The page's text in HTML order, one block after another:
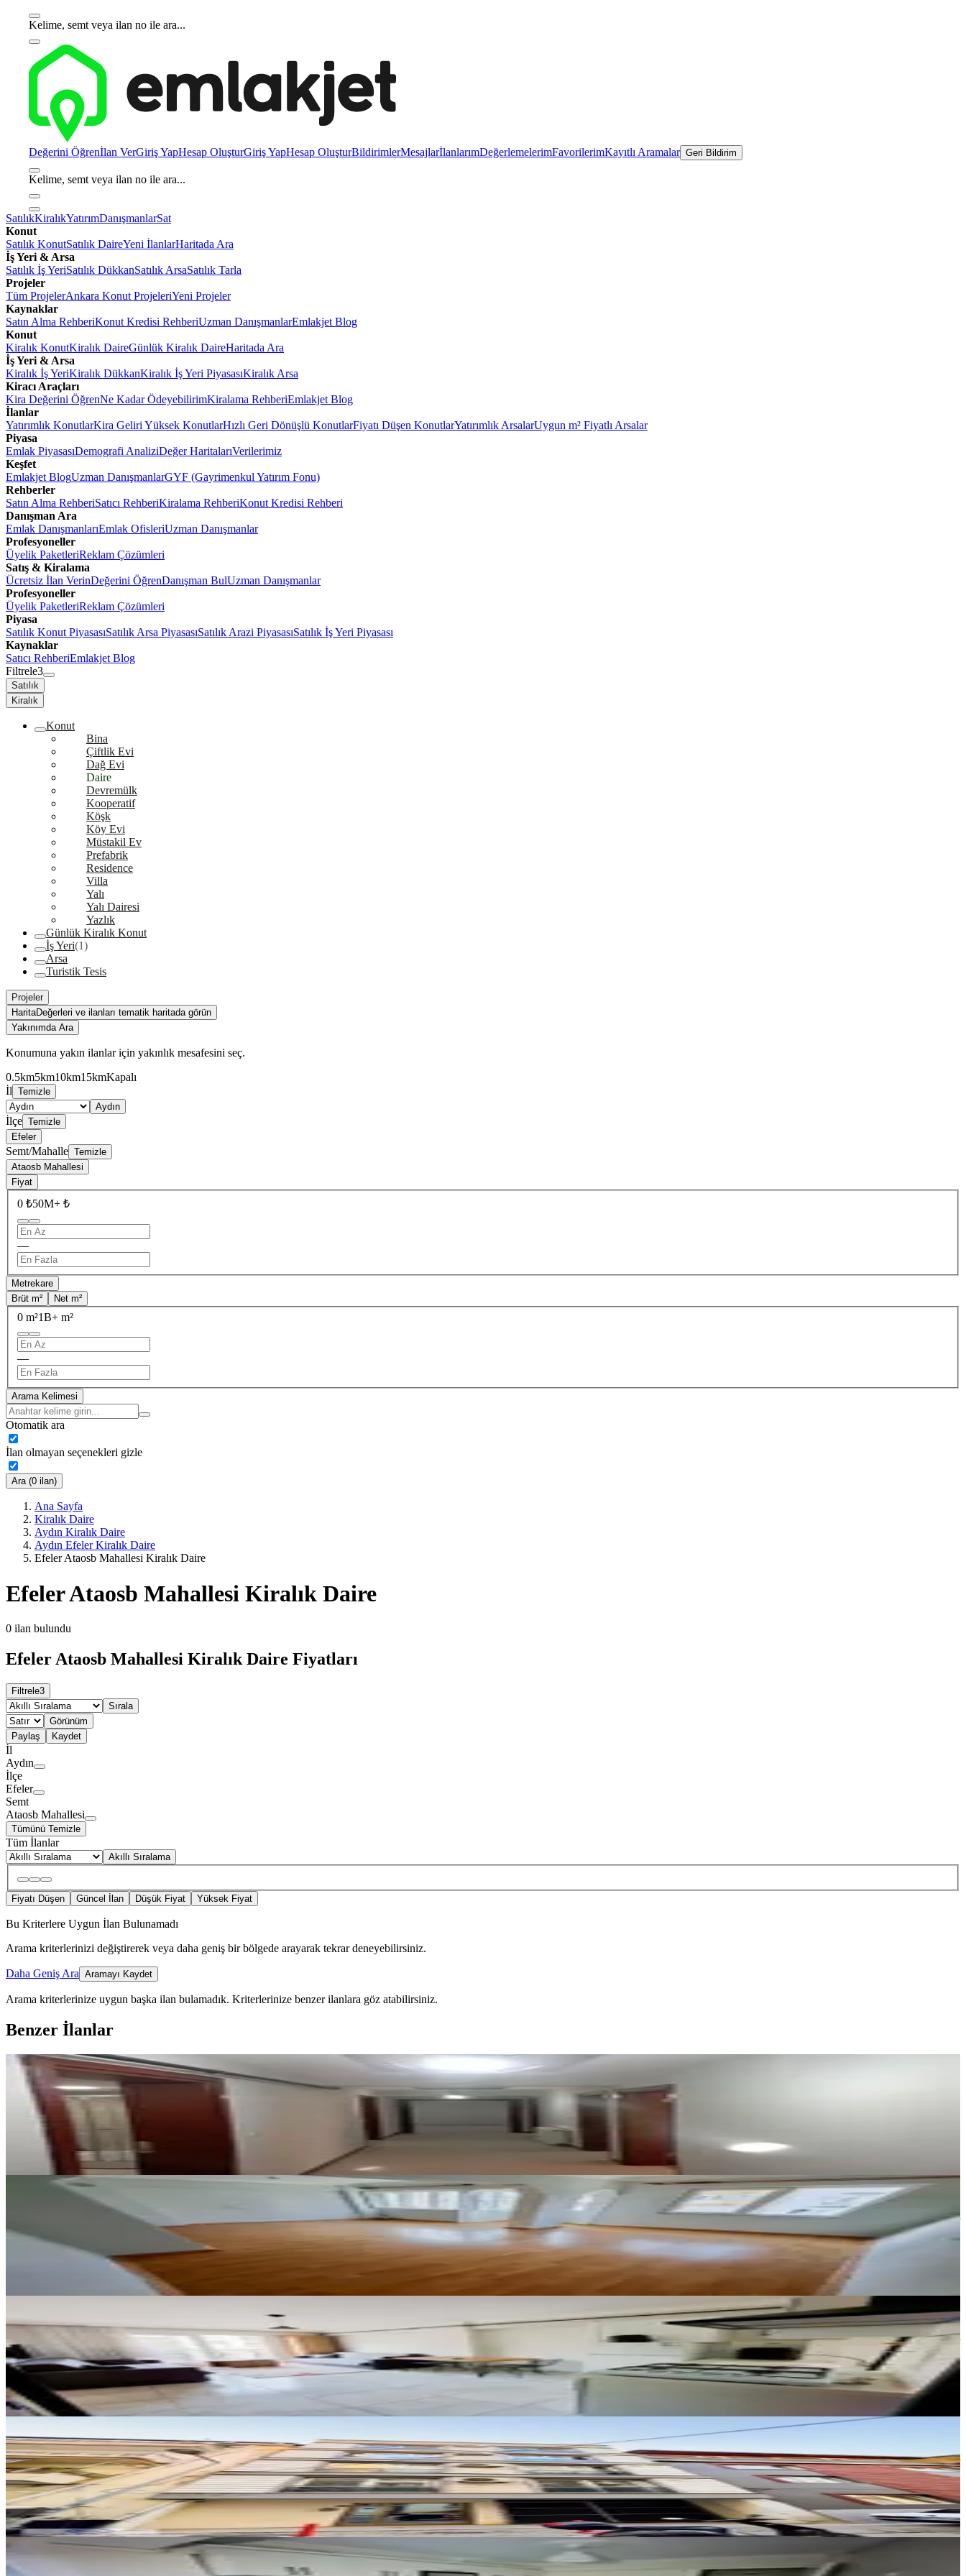
Kelime, semt veya ilan no ile ara...
Değerini Öğrenİlan VerGiriş YapHesap OluşturGiriş YapHesap OluşturBildirimlerMesajlarİlanlarımDeğerlemelerimFavorilerimKayıtlı Aramalar Geri Bildirim
Kelime, semt veya ilan no ile ara...
SatılıkKiralıkYatırımDanışmanlarSat
Konut
Satılık KonutSatılık DaireYeni İlanlarHaritada Ara
İş Yeri & Arsa
Satılık İş YeriSatılık DükkanSatılık ArsaSatılık Tarla
Projeler
Tüm ProjelerAnkara Konut ProjeleriYeni Projeler
Kaynaklar
Satın Alma RehberiKonut Kredisi RehberiUzman DanışmanlarEmlakjet Blog
Konut
Kiralık KonutKiralık DaireGünlük Kiralık DaireHaritada Ara
İş Yeri & Arsa
Kiralık İş YeriKiralık DükkanKiralık İş Yeri PiyasasıKiralık Arsa
Kiracı Araçları
Kira Değerini ÖğrenNe Kadar ÖdeyebilirimKiralama RehberiEmlakjet Blog
İlanlar
Yatırımlık KonutlarKira Geliri Yüksek KonutlarHızlı Geri Dönüşlü KonutlarFiyatı Düşen KonutlarYatırımlık ArsalarUygun m² Fiyatlı Arsalar
Piyasa
Emlak PiyasasıDemografi AnaliziDeğer HaritalarıVerilerimiz
Keşfet
Emlakjet BlogUzman DanışmanlarGYF (Gayrimenkul Yatırım Fonu)
Rehberler
Satın Alma RehberiSatıcı RehberiKiralama RehberiKonut Kredisi Rehberi
Danışman Ara
Emlak DanışmanlarıEmlak OfisleriUzman Danışmanlar
Profesyoneller
Üyelik PaketleriReklam Çözümleri
Satış & Kiralama
Ücretsiz İlan VerinDeğerini ÖğrenDanışman BulUzman Danışmanlar
Profesyoneller
Üyelik PaketleriReklam Çözümleri
Piyasa
Satılık Konut PiyasasıSatılık Arsa PiyasasıSatılık Arazi PiyasasıSatılık İş Yeri Piyasası
Kaynaklar
Satıcı RehberiEmlakjet Blog
Filtrele3
Satılık
Kiralık
Konut
Bina
Çiftlik Evi
Dağ Evi
Daire
Devremülk
Kooperatif
Köşk
Köy Evi
Müstakil Ev
Prefabrik
Residence
Villa
Yalı
Yalı Dairesi
Yazlık
Günlük Kiralık Konut
İş Yeri(1)
Arsa
Turistik Tesis
Projeler
HaritaDeğerleri ve ilanları tematik haritada görün
Yakınımda Ara
Konumuna yakın ilanlar için yakınlık mesafesini seç.
0.5km5km10km15kmKapalı
İl Temizle
Aydın
İlçe Temizle
Efeler
Semt/Mahalle Temizle
Ataosb Mahallesi
Fiyat
0 ₺50M+ ₺
—
Metrekare
Brüt m²
Net m²
0 m²1B+ m²
—
Arama Kelimesi
Otomatik ara
İlan olmayan seçenekleri gizle
Ara (0 ilan)
Ana Sayfa
Kiralık Daire
Aydın Kiralık Daire
Aydın Efeler Kiralık Daire
Efeler Ataosb Mahallesi Kiralık Daire
Efeler Ataosb Mahallesi Kiralık Daire
0 ilan bulundu
Efeler Ataosb Mahallesi Kiralık Daire Fiyatları
Filtrele3
Sırala
Görünüm
Paylaş
Kaydet
İl
Aydın
İlçe
Efeler
Semt
Ataosb Mahallesi
Tümünü Temizle
Tüm İlanlar
Akıllı Sıralama
Fiyatı Düşen Güncel İlan Düşük Fiyat Yüksek Fiyat
Bu Kriterlere Uygun İlan Bulunamadı
Arama kriterlerinizi değiştirerek veya daha geniş bir bölgede arayarak tekrar deneyebilirsiniz.
Daha Geniş Ara Aramayı Kaydet
Arama kriterlerinize uygun başka ilan bulamadık. Kriterlerinize benzer ilanlara göz atabilirsiniz.
Benzer İlanlar
YENİ
Memurdan 3+1 Kiralık Daire
Efeler, Ata Mahallesi
·06.08.2026
27.500 ₺
Doğu Gazi Blv. 2+1 Doğalgazlı-asansörlü Sıfır Bakımlı
Efeler, Orta Mahallesi
95 m²·3. Kat· 06.08.2026
23.500 ₺
ERAY GİDER GAYRİMENKUL Eray Gider
Ara
Büyükşehir Belediyesi Hemen Altı 1+1 Eşyalı-doğalgazlı
Efeler, Güzelhisar Mahallesi
1+1·55 m²·3. Kat·06.08.2026
17.500 ₺
ERAY GİDER GAYRİMENKULEray Gider
Ara
Doğu Gazi Bulvarına Yakın 2+1 Eşyalı Klimalı Kiralık Daire
Efeler, Cuma Mahallesi
2+1·100 m²·4. Kat·06.08.2026
22.000 ₺
Elit EmlakBünyamin Demir
Ara
Girne Mahallesi Doğalgazlı 2+1 Kiralık Daire